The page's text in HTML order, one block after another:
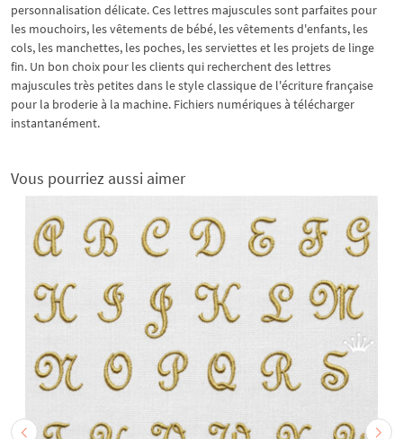
personnalisation délicate. Ces lettres majuscules sont parfaites pour
les mouchoirs, les vêtements de bébé, les vêtements d'enfants, les
cols, les manchettes, les poches, les serviettes et les projets de linge
fin. Un bon choix pour les clients qui recherchent des lettres
majuscules très petites dans le style classique de l'écriture française
pour la broderie à la machine. Fichiers numériques à télécharger
instantanément.
Vous pourriez aussi aimer